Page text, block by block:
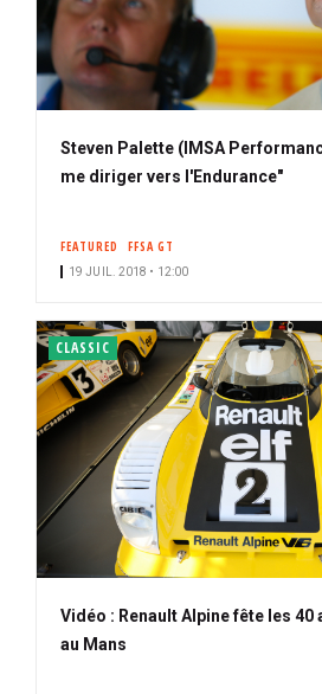
Steven Palette (IMSA
me diriger vers l'Endurance"
FEATURED FFSA GT
19 JUIL. 2018 • 12:00
CLASSIC
Vidéo : Renault Alpine fête les
au Mans